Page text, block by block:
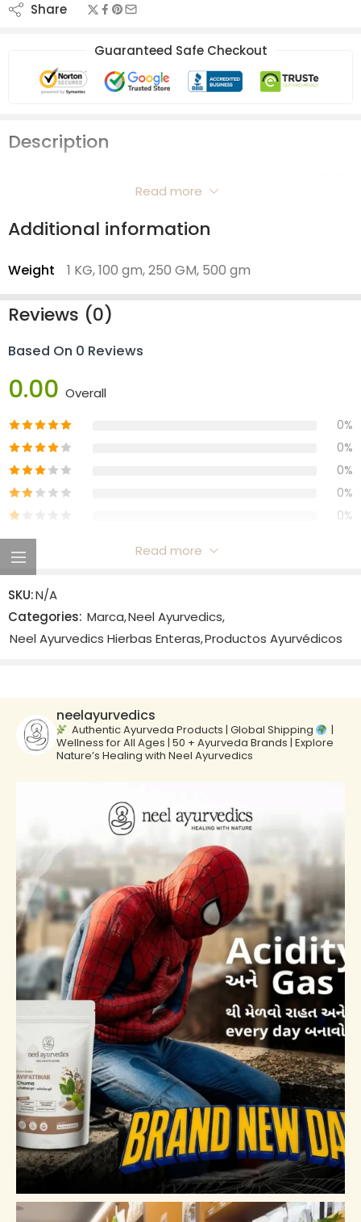
Share
Guaranteed Safe Checkout
Description
g, 100 g, 250 g, 500 g y 1 kg.Read more
Additional information
Weight 1 KG, 100 gm, 250 GM, 500 gm
Reviews (0)
Based On 0 Reviews
0.00 Overall
0%
0%
0%
0%
0%
Reviews
There are no reviews yet.
Read more
SKU:N/A
Categories: Marca,Neel Ayurvedics,
Neel Ayurvedics Hierbas Enteras,Productos Ayurvédicos
neelayurvedics
Authentic Ayurveda Products | Global Shipping
|
Wellness for All Ages | 50 + Ayurveda Brands | Explore
Nature’s Healing with Neel Ayurvedics